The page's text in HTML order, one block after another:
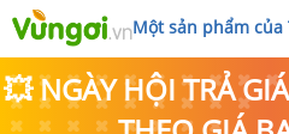
Một sản phẩm
💥 NGÀY HỘI TRẢ